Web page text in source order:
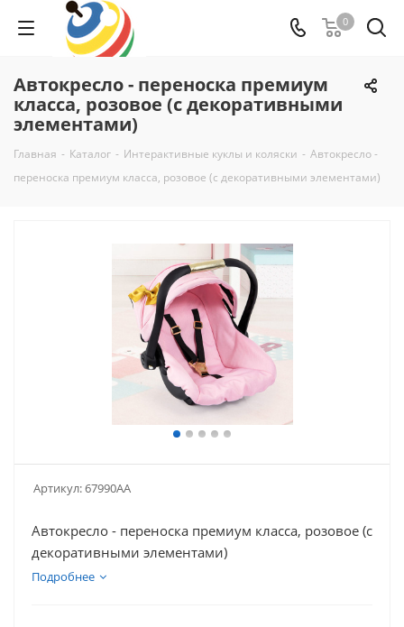
0
Автокресло - переноска премиум
класса, розовое (с декоративными
элементами)
Главная - Каталог - Интерактивные куклы и коляски - Автокресло -
переноска премиум класса, розовое (с декоративными элементами)
Артикул:67990AA
Автокресло - переноска премиум класса, розовое (с
декоративными элементами)
Подробнее